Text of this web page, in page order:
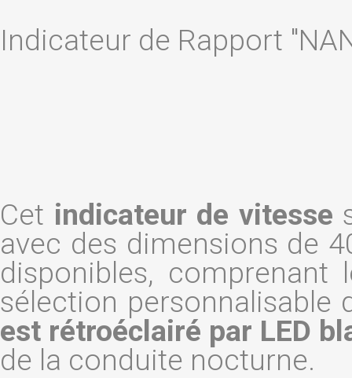
Indicateur de Rapport
Cet indicateur de vitesse
avec des dimensions de
disponibles,
sélection personnalisable
est rétroéclairé par LED
de la conduite nocturne.